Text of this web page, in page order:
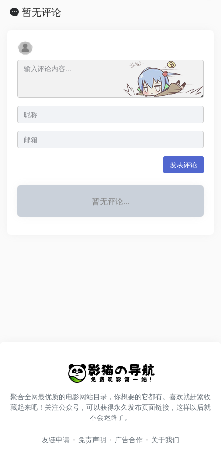
暂无评论
发表评论
暂无评论...
聚合全网最优质的电影网站目录，你想要的它都有。喜欢就赶紧收
藏起来吧！关注公众号，可以获得永久发布页面链接，这样以后就
不会迷路了。
友链申请 免责声明 广告合作 关于我们